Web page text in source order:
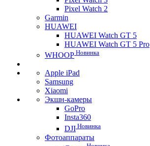
Pixel Watch 2
Garmin
HUAWEI
HUAWEI Watch GT 5
HUAWEI Watch GT 5 Pro
WHOOP Новинка
Apple iPad
Samsung
Xiaomi
Экшн-камеры
GoPro
Insta360
DJI Новинка
Фотоаппараты